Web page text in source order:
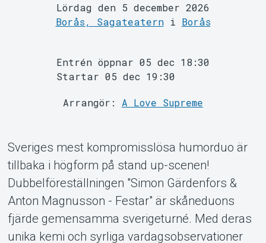
Lördag den 5 december 2026
Borås, Sagateaterni Borås
Entrén öppnar 05 dec 18:30
Startar 05 dec 19:30
Arrangör: A Love Supreme
Sveriges mest kompromisslösa humorduo är
tillbaka i högform på stand up-scenen!
Dubbelföreställningen "Simon Gärdenfors &
Anton Magnusson - Festar" är skåneduons
fjärde gemensamma sverigeturné. Med deras
unika kemi och syrliga vardagsobservationer